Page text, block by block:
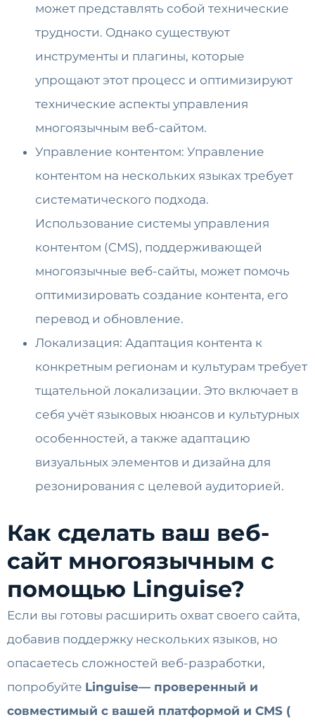
может представлять собой технические
трудности. Однако существуют
инструменты и плагины, которые
упрощают этот процесс и оптимизируют
технические аспекты управления
многоязычным веб-сайтом.
Управление контентом: Управление
контентом на нескольких языках требует
систематического подхода.
Использование системы управления
контентом (CMS), поддерживающей
многоязычные веб-сайты, может помочь
оптимизировать создание контента, его
перевод и обновление.
Локализация: Адаптация контента к
конкретным регионам и культурам требует
тщательной локализации. Это включает в
себя учёт языковых нюансов и культурных
особенностей, а также адаптацию
визуальных элементов и дизайна для
резонирования с целевой аудиторией.
Как сделать ваш веб-
сайт многоязычным с
помощью Linguise?
Если вы готовы расширить охват своего сайта,
добавив поддержку нескольких языков, но
опасаетесь сложностей веб-разработки,
попробуйте Linguise— проверенный и
совместимый с вашей платформой и CMS (